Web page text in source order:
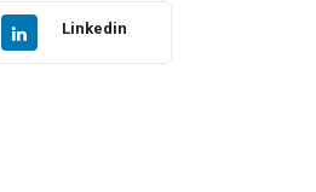
Gıda Linkedin